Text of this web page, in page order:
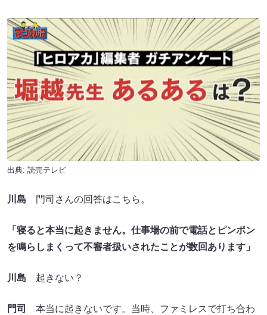
出典: 読売テレビ
川島 門司さんの回答はこちら。
「寝ると本当に起きません。仕事場の前で電話とピンポン
を鳴らしまくって不審者扱いされたことが数回あります」
川島 起きない？
門司
本当に起きないです。当時、ファミレスで打ち合わ